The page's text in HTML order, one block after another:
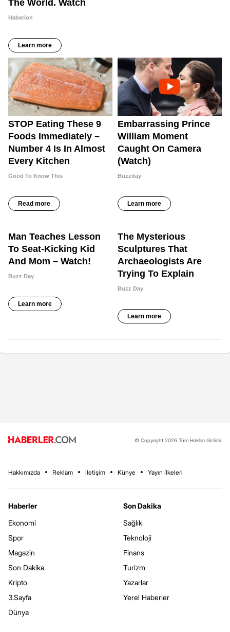
© Copyright 2026 Tüm Hakları Gizlidir.
Hakkımızda Reklam İletişim Künye Yayın İlkeleri
Haberler
Ekonomi
Spor
Magazin
Son Dakika
Kripto
3.Sayfa
Dünya
Son Dakika
Sağlık
Teknoloji
Finans
Turizm
Yazarlar
Yerel Haberler